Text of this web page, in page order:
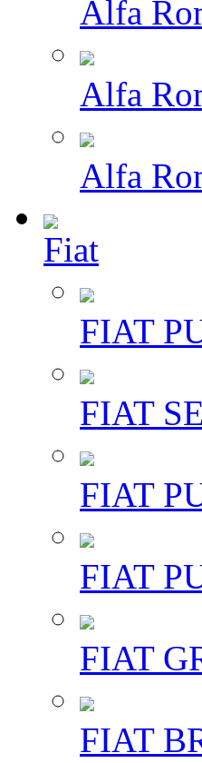
Alfa
Alfa
Alfa
Fiat
FIAT
FIAT
FIAT
FIAT
FIAT
FIAT